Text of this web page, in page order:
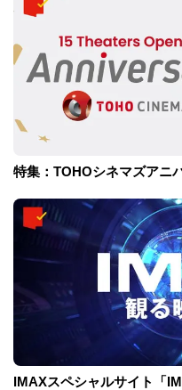
特集：TOHOシネマズアニ
IMAXスペシャルサイト「